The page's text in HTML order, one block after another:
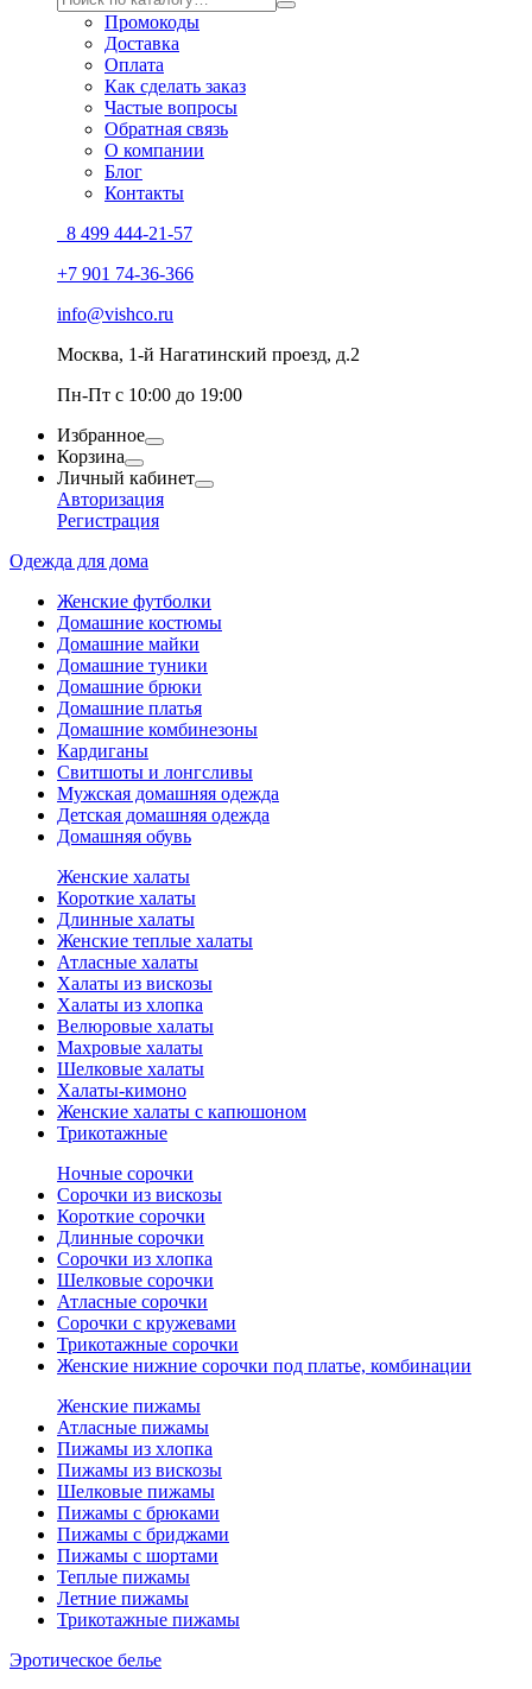
Промокоды
Доставка
Оплата
Как сделать заказ
Частые вопросы
Обратная связь
О компании
Блог
Контакты
8 499 444-21-57
+7 901 74-36-366
info@vishco.ru
Москва, 1-й Нагатинский проезд, д.2
Пн-Пт с 10:00 до 19:00
Избранное
Корзина
Личный кабинет
Авторизация
Регистрация
Одежда для дома
Женские футболки
Домашние костюмы
Домашние майки
Домашние туники
Домашние брюки
Домашние платья
Домашние комбинезоны
Кардиганы
Свитшоты и лонгсливы
Мужская домашняя одежда
Детская домашняя одежда
Домашняя обувь
Женские халаты
Короткие халаты
Длинные халаты
Женские теплые халаты
Атласные халаты
Халаты из вискозы
Халаты из хлопка
Велюровые халаты
Махровые халаты
Шелковые халаты
Халаты-кимоно
Женские халаты с капюшоном
Трикотажные
Ночные сорочки
Сорочки из вискозы
Короткие сорочки
Длинные сорочки
Сорочки из хлопка
Шелковые сорочки
Атласные сорочки
Сорочки с кружевами
Трикотажные сорочки
Женские нижние сорочки под платье, комбинации
Женские пижамы
Атласные пижамы
Пижамы из хлопка
Пижамы из вискозы
Шелковые пижамы
Пижамы с брюками
Пижамы с бриджами
Пижамы с шортами
Теплые пижамы
Летние пижамы
Трикотажные пижамы
Эротическое белье